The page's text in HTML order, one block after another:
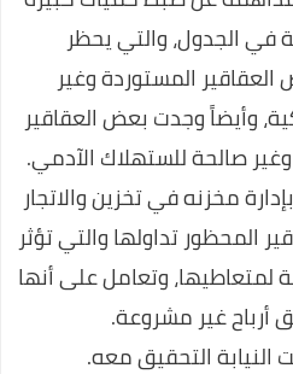
في الجدول، والتي يحظر
العقاقير المستوردة وغير
وأيضاً وجدت بعض العقاقير
صالحة للستهلاك الآدمي.
مخزنه في تخزين والاتجار
المحظور تداولها والتي تؤثر
لمتعاطيها، وتعامل على أنها
غير مشروعة.
النيابة التحقيق معه.